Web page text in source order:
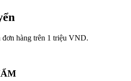
hàng trên 1 triệu VND.